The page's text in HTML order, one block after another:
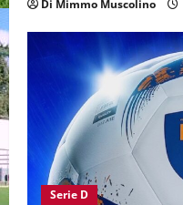
Di Mimmo Muscolino
Serie D